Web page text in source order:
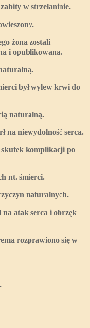
w strzelaninie.
żona zostali
i opublikowana.
był wylew krwi do
naturalną.
na niewydolność serca.
skutek komplikacji po
nt. śmierci.
naturalnych.
na atak serca i obrzęk
rozprawiono się w